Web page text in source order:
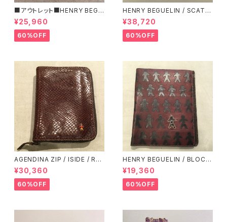
■アウトレット■HENRY BEGU
ELIN / AGENDINA / CERVO /
NATURALE エンリーベグリン
¥25,960
60%OFF
HENRY BEGUELIN / SCATO
LA BIJOUX XS / COCCO ST
AMPATO/ T MORO エンリ
ーベグリン
¥38,720
60%OFF
AGENDINA ZIP / ISIDE / RU
GGINE 06020011 エンリーベ
グリン
¥30,360
60%OFF
HENRY BEGUELIN / BLOC /
NAPPA OMINO/ CASSIS エ
ンリーベグリン
¥19,360
60%OFF